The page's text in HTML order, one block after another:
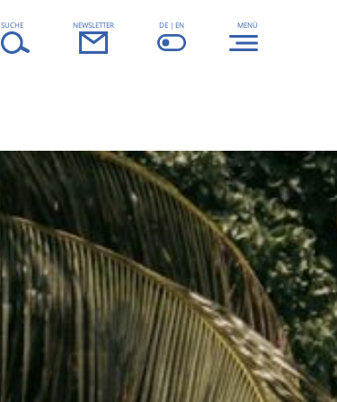
SUCHE NEWSLETTER DE | EN MENÜ